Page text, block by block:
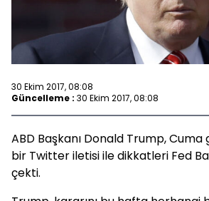
30 Ekim 2017, 08:08
Güncelleme : 30 Ekim 2017, 08:08
ABD Başkanı Donald Trump,
bir Twitter iletisi ile dikkatleri Fed
çekti.